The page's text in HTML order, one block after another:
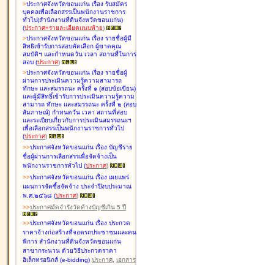
>ประกาศจังหวัดขอนแก่น เรื่อง รับสมัคร
บุคคลเพื่อเลือกสรรเป็นพนักงานราชการ
ทั่วไป(สำนักงานที่ดินจังหวัดขอนแก่น)
(ประกาศ+รายละเอียดแนบท้าย)
>ประกาศจังหวัดขอนแก่น เรื่อง รายชื่อผู้มี
สิทธิเข้ารับการสอบคัดเลือก ผู้ขาดคุณ
สมบัติฯ และกำหนดวัน เวลา สถานที่ในการ
สอบ (ประกาศ)
>ประกาศจังหวัดขอนแก่น เรื่อง รายชื่อผู้
ผ่านการประเมินความรู้ความสามารถ
ทักษะ และสมรรถนะ ครั้งที่ ๑ (สอบข้อเขียน)
และผู้มีสิทธิ์เข้ารับการประเมินความรู้ความ
สามารถ ทักษะ และสมรรถนะ ครั้งที่ ๒ (สอบ
สัมภาษณ์) กำหนดวัน เวลา สถานที่สอบ
และระเบียบเกี่ยวกับการประเมินสมรรถนะฯ
เพื่อเลือกสรรเป็นพนักงานราชการทั่วไป
(ประกาศ)
>>ประกาศจังหวัดขอนแก่น เรื่อง บัญชีราย
ชื่อผู้ผ่านการเลือกสรรเพื่อจัดจ้างเป็น
พนักงานราชการทั่วไป (ประกาศ)
>>ประกาศจังหวัดขอนแก่น เรื่อง เผยแพร่
แผนการจัดซื้อจัดจ้าง ประจำปีงบประมาณ
พ.ศ.๒๕๖๘ (ประกาศ)
>>ประกาศมัดจำรังวัดค้างบัญชีเกิน 5 ปี
>>ประกาศจังหวัดขอนแก่น เรื่อง ประกวด
ราคาจ้างก่อสร้างที่จอดรถประชาชนและคน
พิการ สำนักงานที่ดินจังหวัดขอนแก่น
สาขากระนวน ด้วยวิธีประกวดราคา
อิเล็กทรอนิกส์ (e-bidding) ประกาศ, เอกสาร